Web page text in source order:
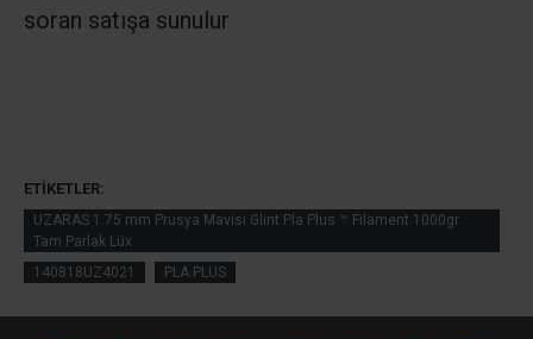
soran satışa sunulur
ETIKETLER:
UZARAS 1.75 mm Prusya Mavisi Glint Pla Plus ™ Filament 1000gr
Tam Parlak Lüx
140818UZ4021
PLA PLUS